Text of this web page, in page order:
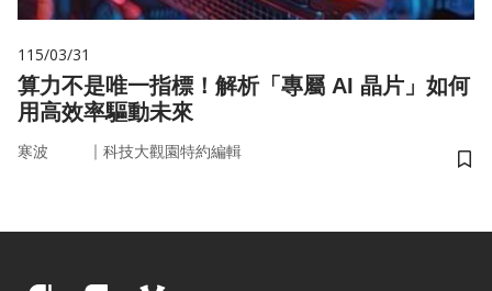
115/03/31
算力不是唯一指標！解析「專屬 AI 晶片」如何
用高效率驅動未來
寒波 ｜ 科技大觀園特約編輯
儲